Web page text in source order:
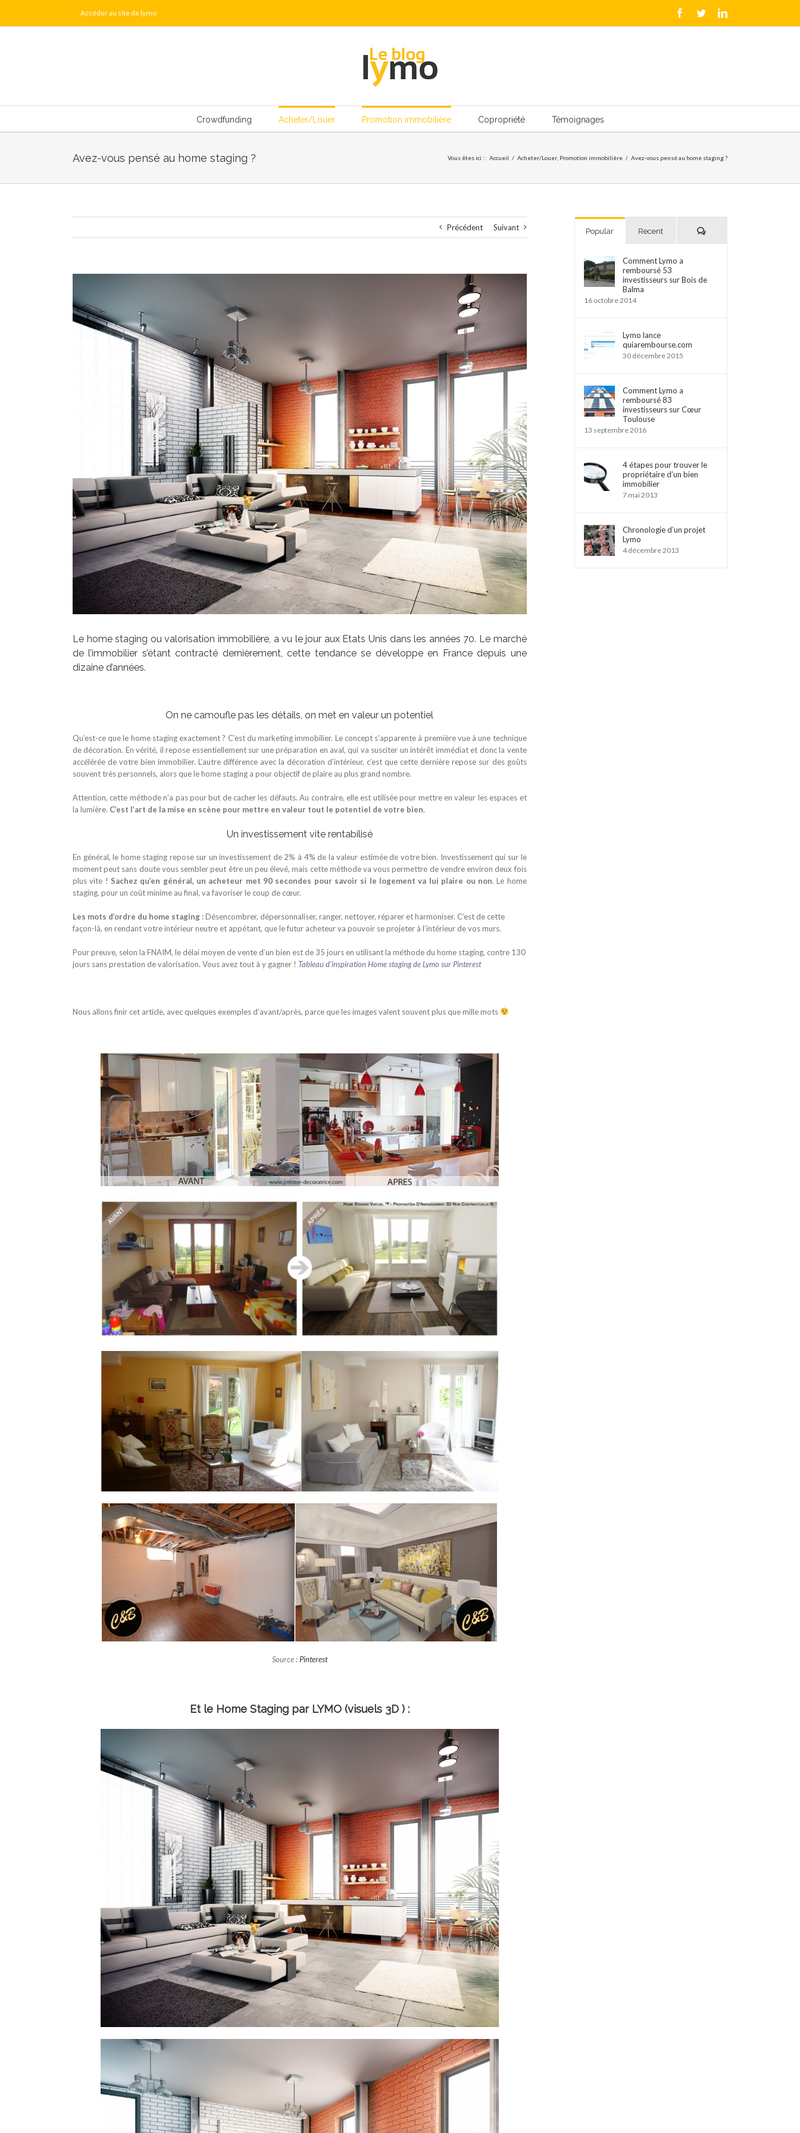
content
Accéder au site de lymo Facebook
TwitterLinkedIn
Crowdfunding Acheter/Louer Promotion immobilière Copropriété Témoignages
Avez-vous pensé au home staging ? Vous êtes ici :: Accueil / Acheter/Louer Promotion immobilière / Avez-vous pensé au home staging ?
Précédent Suivant
agrandie
Le home staging ou valorisation immobilière, a vu le jour aux Etats Unis dans les années 70. Le marché
de l’immobilier s’étant contracté dernièrement, cette tendance se développe en France depuis une
dizaine d’années.
On ne camoufle pas les détails, on met en valeur un potentiel
Qu’est-ce que le home staging exactement ? C’est du marketing immobilier. Le concept s’apparente à première vue à une technique
de décoration. En vérité, il repose essentiellement sur une préparation en aval, qui va susciter un intérêt immédiat et donc la vente
accélérée de votre bien immobilier. L’autre différence avec la décoration d’intérieur, c’est que cette dernière repose sur des goûts
souvent très personnels, alors que le home staging a pour objectif de plaire au plus grand nombre.
Attention, cette méthode n’a pas pour but de cacher les défauts. Au contraire, elle est utilisée pour mettre en valeur les espaces et
la lumière. C’est l’art de la mise en scène pour mettre en valeur tout le potentiel de votre bien.
Un investissement vite rentabilisé
En général, le home staging repose sur un investissement de 2% à 4% de la valeur estimée de votre bien. Investissement qui sur le
moment peut sans doute vous sembler peut être un peu élevé, mais cette méthode va vous permettre de vendre environ deux fois
plus vite ! Sachez qu’en général, un acheteur met 90 secondes pour savoir si le logement va lui plaire ou non. Le home
staging, pour un coût minime au final, va favoriser le coup de cœur.
Les mots d’ordre du home staging : Désencombrer, dépersonnaliser, ranger, nettoyer, réparer et harmoniser. C’est de cette
façon-là, en rendant votre intérieur neutre et appétant, que le futur acheteur va pouvoir se projeter à l’intérieur de vos murs.
Pour preuve, selon la FNAIM, le délai moyen de vente d’un bien est de 35 jours en utilisant la méthode du home staging, contre 130
jours sans prestation de valorisation. Vous avez tout à y gagner ! Tableau d’inspiration Home staging de Lymo sur Pinterest
Nous allons finir cet article, avec quelques exemples d’avant/après, parce que les images valent souvent plus que mille mots
Source : Pinterest
Et le Home Staging par LYMO (visuels 3D ) :
Popular Recent Comments
Comment Lymo a
remboursé 53
investisseurs sur Bois de
Balma
16 octobre 2014
Lymo lance
quiarembourse.com
30 décembre 2015
Comment Lymo a
remboursé 83
investisseurs sur Cœur
Toulouse
13 septembre 2016
4 étapes pour trouver le
propriétaire d’un bien
immobilier
7 mai 2013
Chronologie d’un projet
Lymo
4 décembre 2013